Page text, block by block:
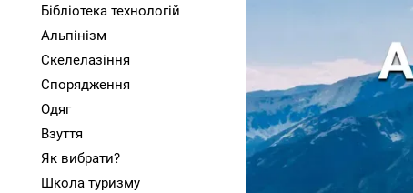
Бібліотека технологій
Альпінізм
Скелелазіння
Спорядження
Одяг
Взуття
Як вибрати?
Школа туризму